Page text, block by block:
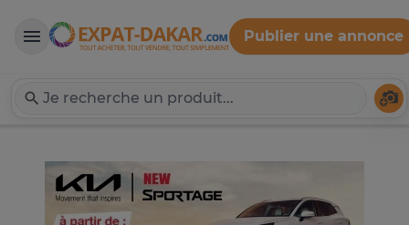
Expat-Dakar
Publier une annonce